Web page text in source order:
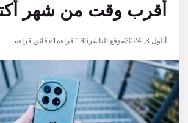
أقرب وقت من شهر
أيلول 3, 2024 موقع الناشر 136 قراءة1 دقائق قراءة